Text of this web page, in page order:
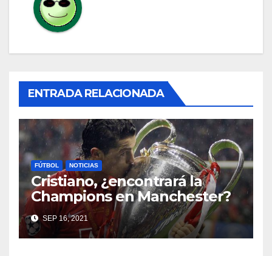
ENTRADA RELACIONADA
FÚTBOL NOTICIAS
Cristiano, ¿encontrará la
Champions en Manchester?
SEP 16, 2021